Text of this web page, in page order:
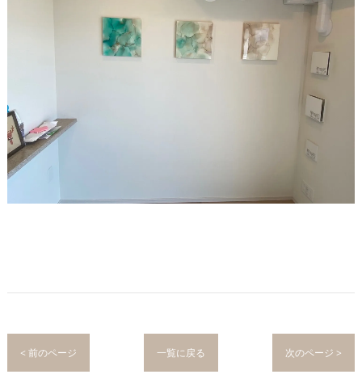
< 前のページ 一覧に戻る 次のページ >